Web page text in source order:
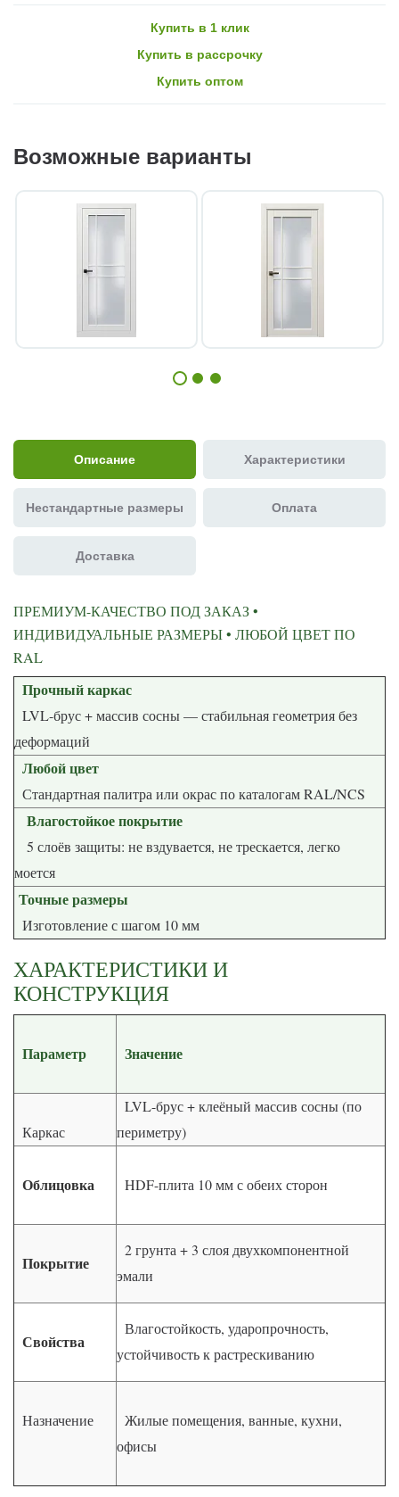
Купить в 1 клик
Купить в рассрочку
Купить оптом
Возможные варианты
Описание Характеристики
Нестандартные размеры Оплата
Доставка
ПРЕМИУМ-КАЧЕСТВО ПОД ЗАКАЗ •
ИНДИВИДУАЛЬНЫЕ РАЗМЕРЫ • ЛЮБОЙ ЦВЕТ ПО
RAL
Прочный каркас
LVL-брус + массив сосны — стабильная геометрия без
деформаций
Любой цвет
Стандартная палитра или окрас по каталогам RAL/NCS
Влагостойкое покрытие
5 слоёв защиты: не вздувается, не трескается, легко
моется
Точные размеры
Изготовление с шагом 10 мм
ХАРАКТЕРИСТИКИ И
КОНСТРУКЦИЯ
Параметр Значение
Каркас
LVL-брус + клеёный массив сосны (по
периметру)
Облицовка HDF-плита 10 мм с обеих сторон
Покрытие
2 грунта + 3 слоя двухкомпонентной
эмали
Свойства
Влагостойкость, ударопрочность,
устойчивость к растрескиванию
Назначение
Жилые помещения, ванные, кухни,
офисы